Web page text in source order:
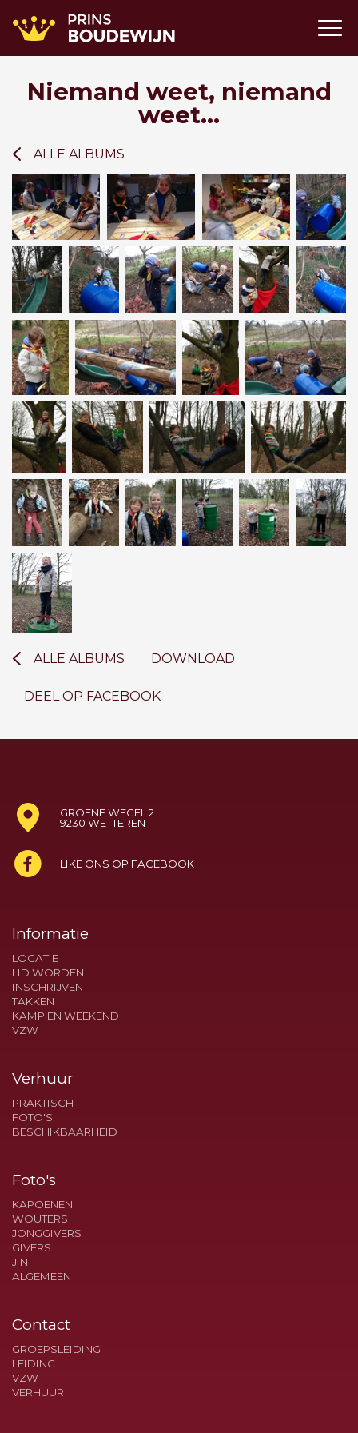
Niemand weet, niemand
weet...
ALLE ALBUMS
ALLE ALBUMS DOWNLOAD
DEEL OP FACEBOOK
GROENE WEGEL 2
9230 WETTEREN
LIKE ONS OP FACEBOOK
Informatie
LOCATIE
LID WORDEN
INSCHRIJVEN
TAKKEN
KAMP EN WEEKEND
VZW
Verhuur
PRAKTISCH
FOTO'S
BESCHIKBAARHEID
Foto's
KAPOENEN
WOUTERS
JONGGIVERS
GIVERS
JIN
ALGEMEEN
Contact
GROEPSLEIDING
LEIDING
VZW
VERHUUR